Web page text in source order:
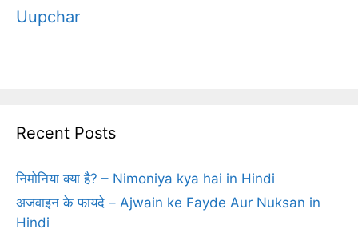
Uupchar
Recent Posts
निमोनिया क्‍या है? – Nimoniya kya hai in Hindi
अजवाइन के फायदे – Ajwain ke Fayde Aur Nuksan in
Hindi